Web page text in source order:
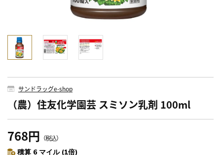
サンドラッグe-shop
（農）住友化学園芸 スミソン乳剤 100ml
768円 （税込）
積算 6 マイル (1倍)